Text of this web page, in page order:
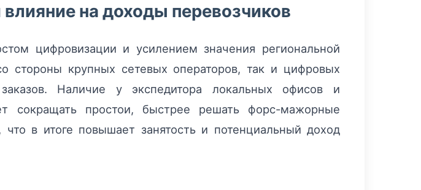
на доходы перевозчиков
цифровизации и усилением значения региональной
стороны крупных сетевых операторов, так и цифровых
Наличие у экспедитора локальных офисов и
сокращать простои, быстрее решать форс-мажорные
в итоге повышает занятость и потенциальный доход